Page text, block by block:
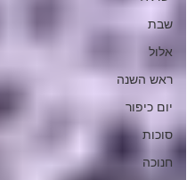
שבת
אלול
ראש השנה
יום כיפור
סוכות
חנוכה